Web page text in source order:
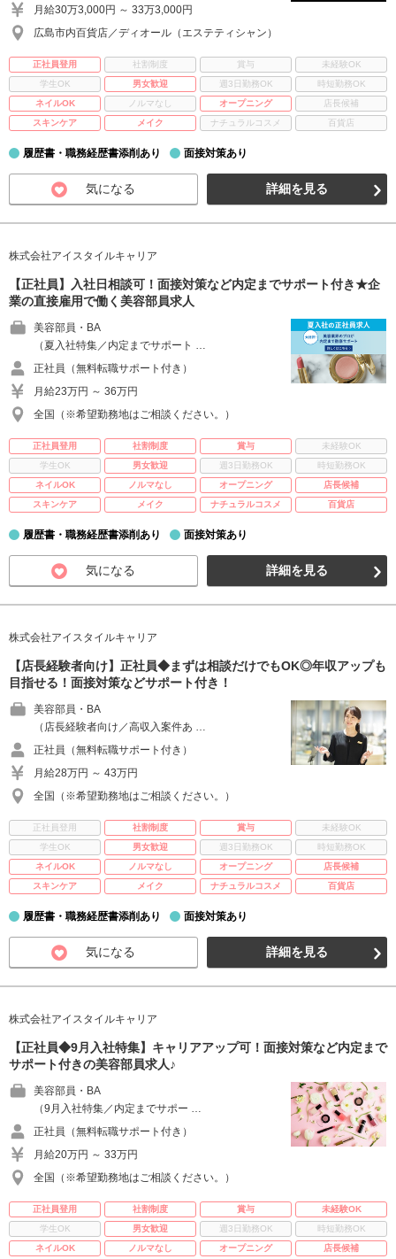
月給30万3,000円 ～ 33万3,000円
広島市内百貨店／ディオール（エステティシャン）
正社員登用 社割制度 賞与
未経験OK
学生OK
男女歓迎 週3日勤務OK
時短勤務OK
ネイルOK
ノルマなし オープニング
店長候補
スキンケア
メイク ナチュラルコスメ 百貨店
履歴書・職務経歴書添削あり 面接対策あり
気になる 詳細を見る
株式会社アイスタイルキャリア
【正社員】入社日相談可！面接対策など内定までサポート付き★企
業の直接雇用で働く美容部員求人
美容部員・BA
（夏入社特集／内定までサポート …
正社員（無料転職サポート付き）
月給23万円 ～ 36万円
全国（※希望勤務地はご相談ください。）
正社員登用 社割制度 賞与
未経験OK
学生OK
男女歓迎 週3日勤務OK
時短勤務OK
ネイルOK
ノルマなし オープニング
店長候補
スキンケア
メイク ナチュラルコスメ 百貨店
履歴書・職務経歴書添削あり 面接対策あり
気になる 詳細を見る
株式会社アイスタイルキャリア
【店長経験者向け】正社員◆まずは相談だけでもOK◎年収アップも
目指せる！面接対策などサポート付き！
美容部員・BA
（店長経験者向け／高収入案件あ …
正社員（無料転職サポート付き）
月給28万円 ～ 43万円
全国（※希望勤務地はご相談ください。）
正社員登用 社割制度 賞与
未経験OK
学生OK
男女歓迎 週3日勤務OK
時短勤務OK
ネイルOK
ノルマなし オープニング
店長候補
スキンケア
メイク ナチュラルコスメ 百貨店
履歴書・職務経歴書添削あり 面接対策あり
気になる 詳細を見る
株式会社アイスタイルキャリア
【正社員◆9月入社特集】キャリアアップ可！面接対策など内定まで
サポート付きの美容部員求人♪
美容部員・BA
（9月入社特集／内定までサポー …
正社員（無料転職サポート付き）
月給20万円 ～ 33万円
全国（※希望勤務地はご相談ください。）
正社員登用 社割制度 賞与
未経験OK
学生OK
男女歓迎 週3日勤務OK
時短勤務OK
ネイルOK
ノルマなし オープニング 店長候補